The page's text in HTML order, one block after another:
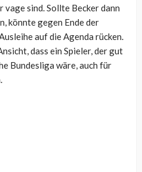
vage sind. Sollte Becker dann
könnte gegen Ende der
auf die Agenda rücken.
dass ein Spieler, der gut
Bundesliga wäre, auch für